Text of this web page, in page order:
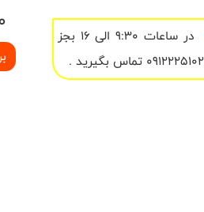
در ساعات 9:30 الی 16 بجز